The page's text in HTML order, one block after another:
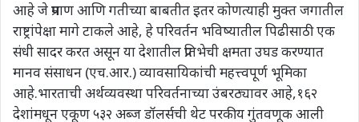
आहे जे प्रमाण आणि गतीच्या बाबतीत इतर कोणत्याही मुक्त जगातील
राष्ट्रांपेक्षा मागे टाकले आहे, हे परिवर्तन भविष्यातील पिढीसाठी एक
संधी सादर करत असून या देशातील प्रतिभेची क्षमता उघड करण्यात
मानव संसाधन (एच.आर.) व्यावसायिकांची महत्त्वपूर्ण भूमिका
आहे.भारताची अर्थव्यवस्था परिवर्तनाच्या उंबरठ्यावर आहे,१६२
देशांमधून एकूण ५३२ अब्ज डॉलर्सची थेट परकीय गुंतवणूक आली